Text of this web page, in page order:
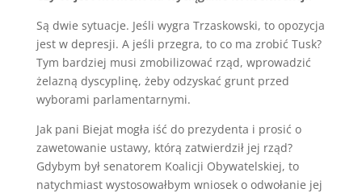
Są dwie sytuacje. Jeśli wygra Trzaskowski, to opozycja
jest w depresji. A jeśli przegra, to co ma zrobić Tusk?
Tym bardziej musi zmobilizować rząd, wprowadzić
żelazną dyscyplinę, żeby odzyskać grunt przed
wyborami parlamentarnymi.
Jak pani Biejat mogła iść do prezydenta i prosić o
zawetowanie ustawy, którą zatwierdził jej rząd?
Gdybym był senatorem Koalicji Obywatelskiej, to
natychmiast wystosowałbym wniosek o odwołanie jej